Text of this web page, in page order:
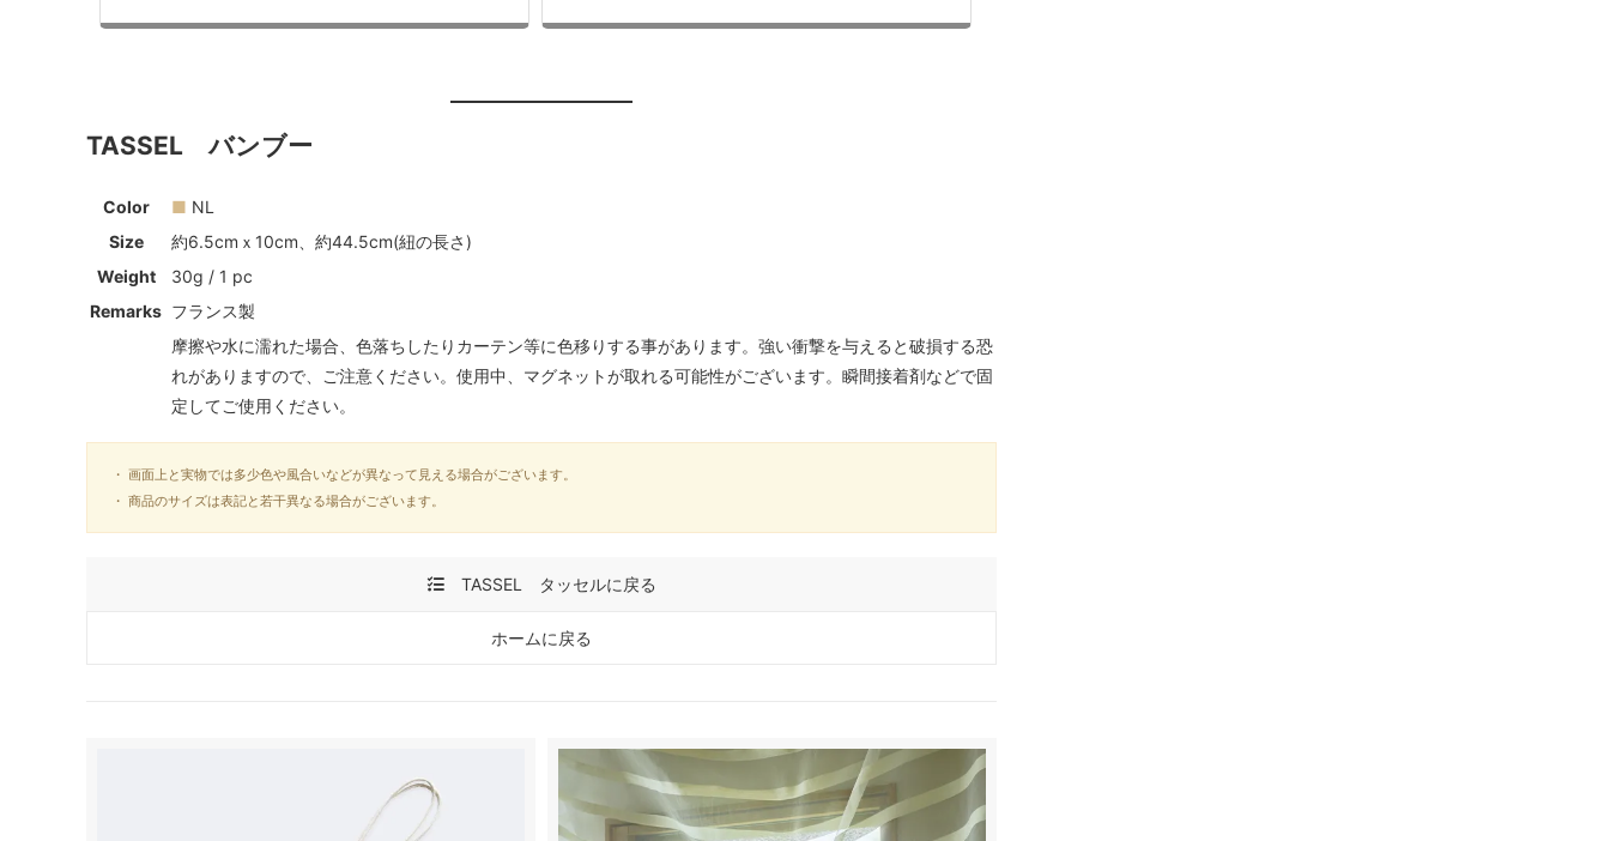
TASSEL バンブー
Color ■ NL
Size
約6.5cmｘ10cm、約44.5cm(紐の長さ)
Weight
30g / 1 pc
Remarks フランス製
摩擦や水に濡れた場合、色落ちしたりカーテン等に色移りする事があります。強い衝撃を与えると破損する恐
れがありますので、ご注意ください。使用中、マグネットが取れる可能性がございます。瞬間接着剤などで固
定してご使用ください。
・ 画面上と実物では多少色や風合いなどが異なって見える場合がございます。
・ 商品のサイズは表記と若干異なる場合がございます。
TASSEL タッセルに戻る
ホームに戻る